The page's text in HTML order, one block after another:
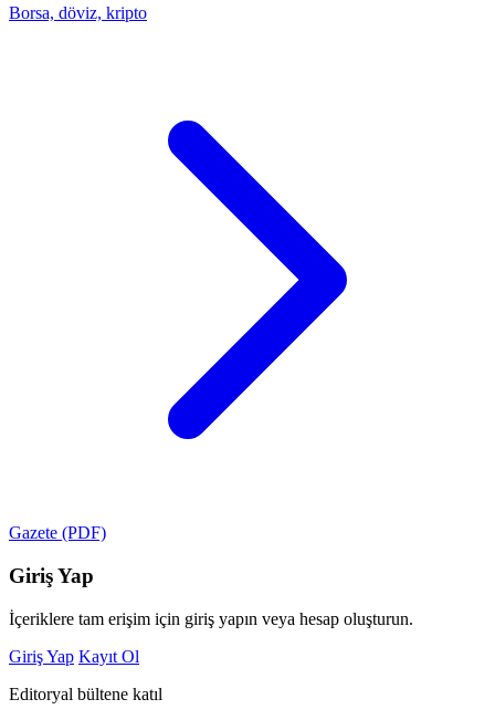
Borsa, döviz, kripto
Gazete (PDF)
Giriş Yap
İçeriklere tam erişim için giriş yapın veya hesap oluşturun.
Giriş Yap Kayıt Ol
Editoryal bültene katıl